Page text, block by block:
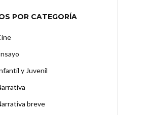
POR CATEGORÍA
y Juvenil
breve